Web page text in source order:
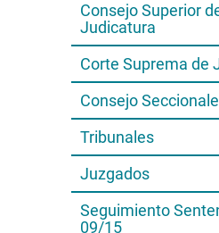
Consejo Superior
Judicatura
Corte Suprema de
Consejo
Tribunales
Juzgados
Seguimiento
09/15